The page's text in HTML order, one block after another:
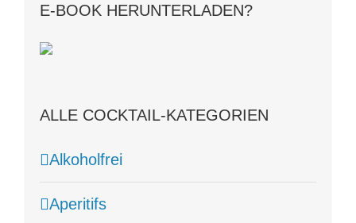
E-BOOK HERUNTERLADEN?
ALLE COCKTAIL-KATEGORIEN
Alkoholfrei
Aperitifs